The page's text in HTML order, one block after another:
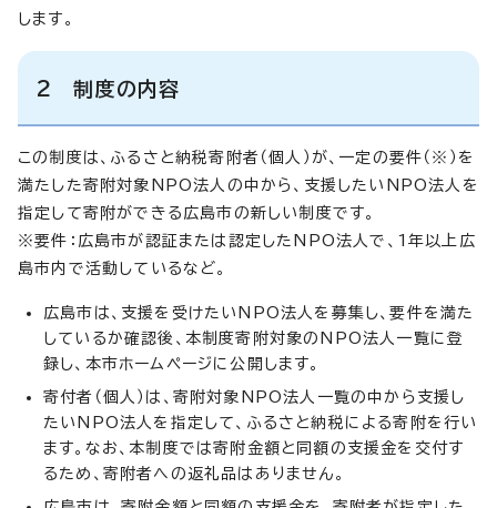
します。
2 制度の内容
この制度は、ふるさと納税寄附者（個人）が、一定の要件（※）を
満たした寄附対象NPO法人の中から、支援したいNPO法人を
指定して寄附ができる広島市の新しい制度です。
※要件：広島市が認証または認定したNPO法人で、1年以上広
島市内で活動しているなど。
広島市は、支援を受けたいNPO法人を募集し、要件を満た
しているか確認後、本制度寄附対象のNPO法人一覧に登
録し、本市ホームページに公開します。
寄付者（個人）は、寄附対象NPO法人一覧の中から支援し
たいNPO法人を指定して、ふるさと納税による寄附を行い
ます。なお、本制度では寄附金額と同額の支援金を交付す
るため、寄附者への返礼品はありません。